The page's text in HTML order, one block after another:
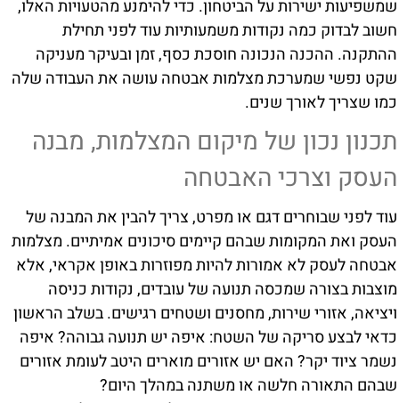
שמשפיעות ישירות על הביטחון. כדי להימנע מהטעויות האלו,
חשוב לבדוק כמה נקודות משמעותיות עוד לפני תחילת
ההתקנה. ההכנה הנכונה חוסכת כסף, זמן ובעיקר מעניקה
שקט נפשי שמערכת מצלמות אבטחה עושה את העבודה שלה
כמו שצריך לאורך שנים.
תכנון נכון של מיקום המצלמות, מבנה
העסק וצרכי האבטחה
עוד לפני שבוחרים דגם או מפרט, צריך להבין את המבנה של
העסק ואת המקומות שבהם קיימים סיכונים אמיתיים. מצלמות
אבטחה לעסק לא אמורות להיות מפוזרות באופן אקראי, אלא
מוצבות בצורה שמכסה תנועה של עובדים, נקודות כניסה
ויציאה, אזורי שירות, מחסנים ושטחים רגישים. בשלב הראשון
כדאי לבצע סריקה של השטח: איפה יש תנועה גבוהה? איפה
נשמר ציוד יקר? האם יש אזורים מוארים היטב לעומת אזורים
שבהם התאורה חלשה או משתנה במהלך היום?